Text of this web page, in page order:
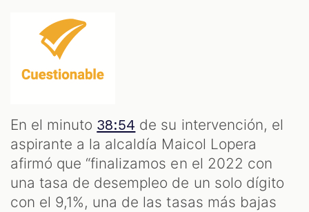
En el minuto 38:54 de su intervención, el
aspirante a la alcaldía Maicol Lopera
afirmó que “finalizamos en el 2022 con
una tasa de desempleo de un solo dígito
con el 9,1%, una de las tasas más bajas